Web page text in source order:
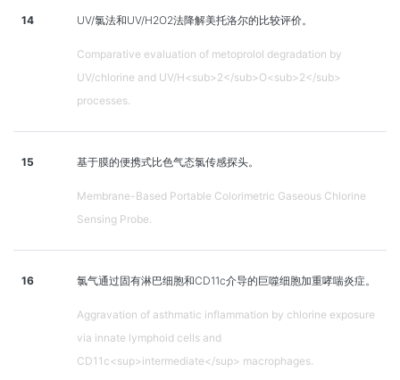
14 UV/氯法和UV/H2O2法降解美托洛尔的比较评价。
Comparative evaluation of metoprolol degradation by
UV/chlorine and UV/H<sub>2</sub>O<sub>2</sub>
processes.
15 基于膜的便携式比色气态氯传感探头。
Membrane-Based Portable Colorimetric Gaseous Chlorine
Sensing Probe.
16 氯气通过固有淋巴细胞和CD11c介导的巨噬细胞加重哮喘炎症。
Aggravation of asthmatic inflammation by chlorine exposure
via innate lymphoid cells and
CD11c<sup>intermediate</sup> macrophages.